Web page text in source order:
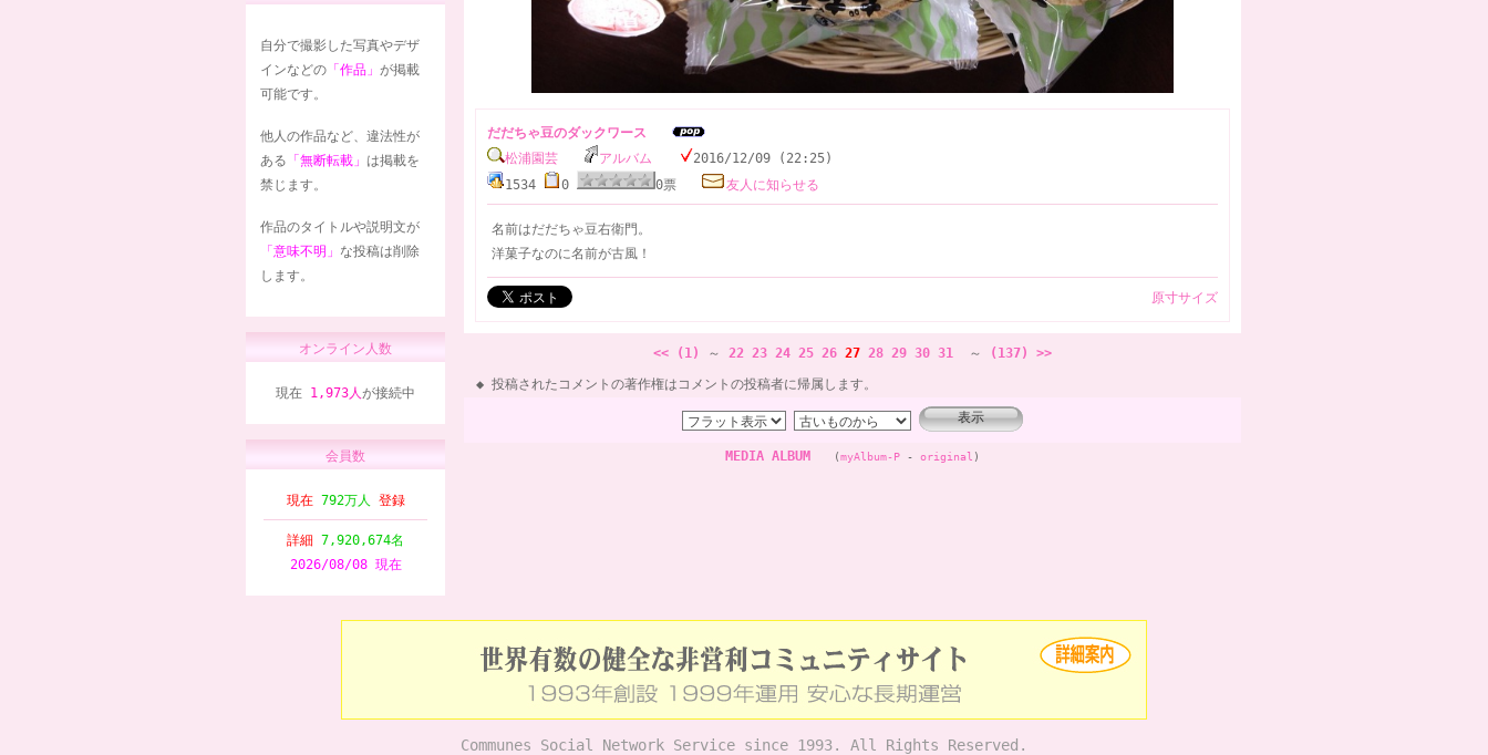
自分で撮影した写真やデザ
インなどの 「作品」 が掲載
可能です。
他人の作品など、違法性が
ある 「無断転載」 は掲載を
禁じます。
作品のタイトルや説明文が
「意味不明」 な投稿は削除
します。
オンライン人数
現在 1,973人が接続中
会員数
現在 792万人 登録
詳細 7,920,674名
2026/08/08 現在
だだちゃ豆のダックワース
松浦園芸
アルバム
2016/12/09 (22:25)
1534
0 0票 友人に知らせる
名前はだだちゃ豆右衛門。
洋菓子なのに名前が古風！
原寸サイズ
<< (1) ～ 22 23 24 25 26 27 28 29 30 31 ～
(137) >>
投稿されたコメントの著作権はコメントの投稿者に帰属します。
MEDIA ALBUM (myAlbum-P - original )
Communes Social Network Service since 1993. All Rights Reserved.